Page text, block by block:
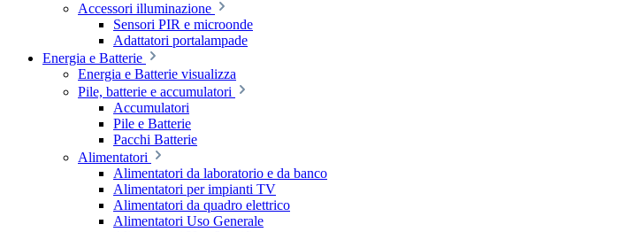
Accessori illuminazione
Sensori PIR e microonde
Adattatori portalampade
Energia e Batterie
Energia e Batterie visualizza
Pile, batterie e accumulatori
Accumulatori
Pile e Batterie
Pacchi Batterie
Alimentatori
Alimentatori da laboratorio e da banco
Alimentatori per impianti TV
Alimentatori da quadro elettrico
Alimentatori Uso Generale